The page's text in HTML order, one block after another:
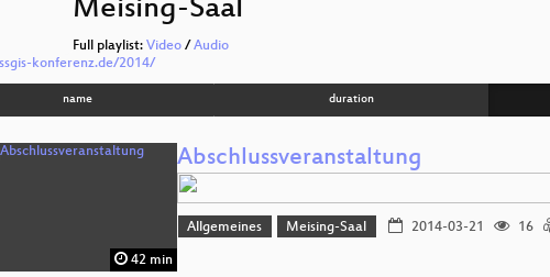
Meising-Saal
Full playlist: Video / Audio
konferenz.de/2014/
name duration
42 min
Abschlussveranstaltung
Allgemeines Meising-Saal 2014-03-21 16